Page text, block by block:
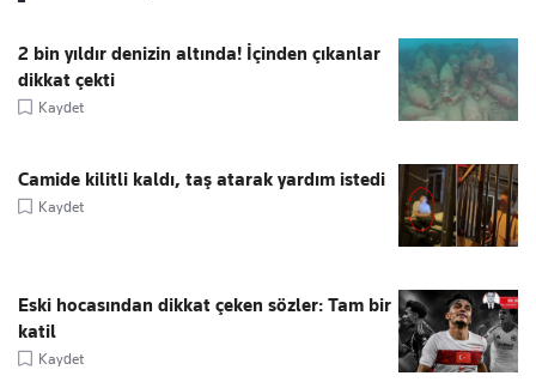
2 bin yıldır denizin altında! İçinden çıkanlar
dikkat çekti
Kaydet
Camide kilitli kaldı, taş atarak yardım istedi
Kaydet
Eski hocasından dikkat çeken sözler: Tam bir
katil
Kaydet